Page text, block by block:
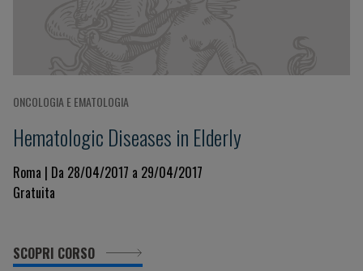
ONCOLOGIA E EMATOLOGIA
Hematologic Diseases in Elderly
Roma | Da 28/04/2017 a 29/04/2017
Gratuita
SCOPRI CORSO